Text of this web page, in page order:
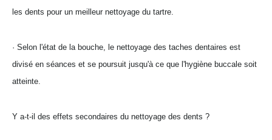
les dents pour un meilleur nettoyage du tartre.
· Selon l'état de la bouche, le nettoyage des taches dentaires est
divisé en séances et se poursuit jusqu'à ce que l'hygiène buccale soit
atteinte.
Y a-t-il des effets secondaires du nettoyage des dents ?